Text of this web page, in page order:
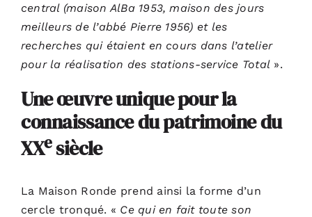
central (maison AlBa 1953, maison des jours
meilleurs de l’abbé Pierre 1956) et les
recherches qui étaient en cours dans l’atelier
pour la réalisation des stations-service Total ».
Une œuvre unique pour la
connaissance du patrimoine du
XXesiècle
La Maison Ronde prend ainsi la forme d’un
cercle tronqué. « Ce qui en fait toute son